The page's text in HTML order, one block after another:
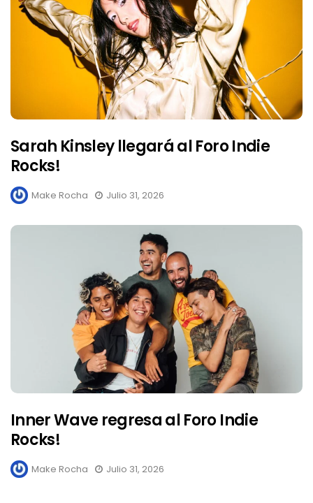
Sarah Kinsley llegará al Foro Indie
Rocks!
Make Rocha Julio 31, 2026
Inner Wave regresa al Foro Indie
Rocks!
Make Rocha Julio 31, 2026